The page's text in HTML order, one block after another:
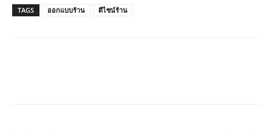
TAGS ออกแบบร้าน ดีไซน์ร้าน